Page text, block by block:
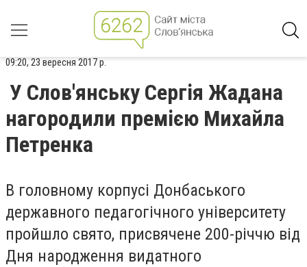
09:20, 23 вересня 2017 р.
У Слов'янську Сергія Жадана
нагородили премією Михайла
Петренка
В головному корпусі Донбаського
державного педагогічного університету
пройшло свято, присвячене 200-річчю від
Дня народження видатного